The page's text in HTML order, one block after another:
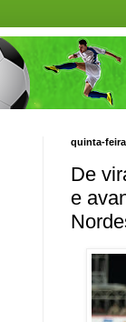
quinta-
De
e